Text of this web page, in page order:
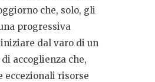
che, solo, gli
progressiva
dal varo di un
accoglienza che,
eccezionali risorse